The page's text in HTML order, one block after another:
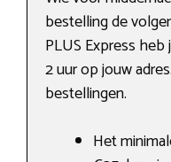
bestelling de
PLUS Express
2 uur op jouw
bestellingen.
Het